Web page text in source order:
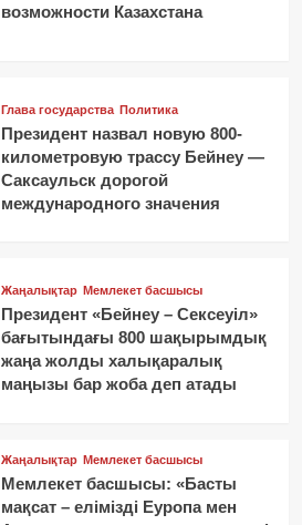
возможности Казахстана
Глава государства Политика
Президент назвал новую 800-
километровую трассу Бейнеу —
Саксаульск дорогой
международного значения
Жаңалықтар Мемлекет басшысы
Президент «Бейнеу – Сексеуіл»
бағытындағы 800 шақырымдық
жаңа жолды халықаралық
маңызы бар жоба деп атады
Жаңалықтар Мемлекет басшысы
Мемлекет басшысы: «Басты
мақсат – елімізді Еуропа мен